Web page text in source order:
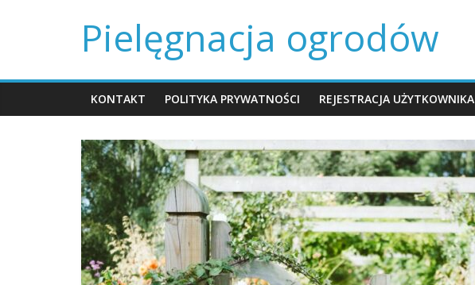
Pielęgnacja ogrodów
KONTAKT POLITYKA PRYWATNOŚCI REJESTRACJA UŻYTKOWNIKA